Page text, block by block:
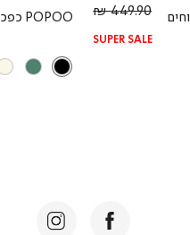
מוצר
מחיר
449.90 ₪
SUPER SALE
POPOO כפכפי רצועות שטוחים